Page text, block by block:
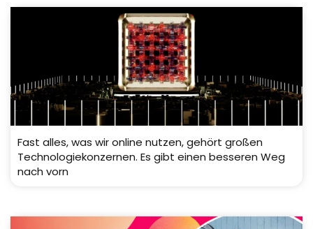
Fast alles, was wir online nutzen, gehört großen
Technologiekonzernen. Es gibt einen besseren Weg
nach vorn